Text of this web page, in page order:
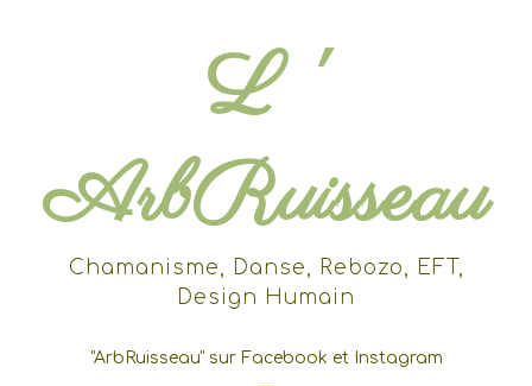
L '
ArbRuisseau
Chamanisme, Danse, Rebozo, EFT,
Design Humain
"ArbRuisseau" sur Facebook et Instagram